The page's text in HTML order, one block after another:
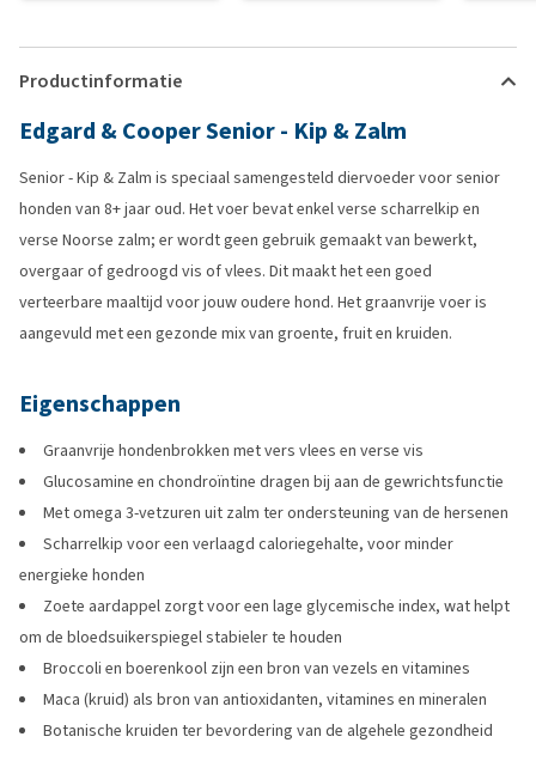
Productinformatie
Edgard & Cooper Senior - Kip & Zalm
Senior - Kip & Zalm is speciaal samengesteld diervoeder voor senior
honden van 8+ jaar oud. Het voer bevat enkel verse scharrelkip en
verse Noorse zalm; er wordt geen gebruik gemaakt van bewerkt,
overgaar of gedroogd vis of vlees. Dit maakt het een goed
verteerbare maaltijd voor jouw oudere hond. Het graanvrije voer is
aangevuld met een gezonde mix van groente, fruit en kruiden.
Eigenschappen
Graanvrije hondenbrokken met vers vlees en verse vis
Glucosamine en chondroïntine dragen bij aan de gewrichtsfunctie
Met omega 3-vetzuren uit zalm ter ondersteuning van de hersenen
Scharrelkip voor een verlaagd caloriegehalte, voor minder
energieke honden
Zoete aardappel zorgt voor een lage glycemische index, wat helpt
om de bloedsuikerspiegel stabieler te houden
Broccoli en boerenkool zijn een bron van vezels en vitamines
Maca (kruid) als bron van antioxidanten, vitamines en mineralen
Botanische kruiden ter bevordering van de algehele gezondheid